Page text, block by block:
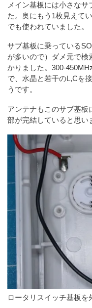
メイン基板には小さな
た。奥にもう1枚見えて
でも使われていました。
サブ基板に乗っている
が多いので）ダメ元で検
かりました。300-
で、水晶と若干のL,Cを
うです。
アンテナもこのサブ基板
部が完結していると思い
ロータリスイッチ基板